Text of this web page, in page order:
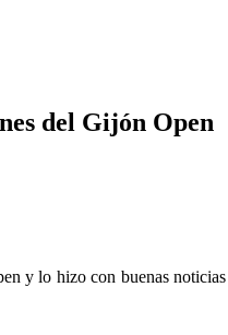
del Gijón Open
y lo hizo con buenas